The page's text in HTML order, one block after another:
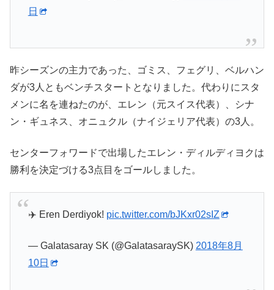
日
昨シーズンの主力であった、ゴミス、フェグリ、ベルハン
ダが3人ともベンチスタートとなりました。代わりにスタ
メンに名を連ねたのが、エレン（元スイス代表）、シナ
ン・ギュネス、オニュクル（ナイジェリア代表）の3人。
センターフォワードで出場したエレン・ディルディヨクは
勝利を決定づける3点目をゴールしました。
✈️ Eren Derdiyok! pic.twitter.com/bJKxr02sIZ
— Galatasaray SK (@GalatasaraySK) 2018年8月
10日